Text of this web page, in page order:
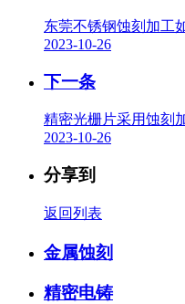
东莞不锈钢蚀刻加工
2023-10-26
下一条
精密光栅片采用蚀刻
2023-10-26
分享到
返回列表
金属蚀刻
精密电铸